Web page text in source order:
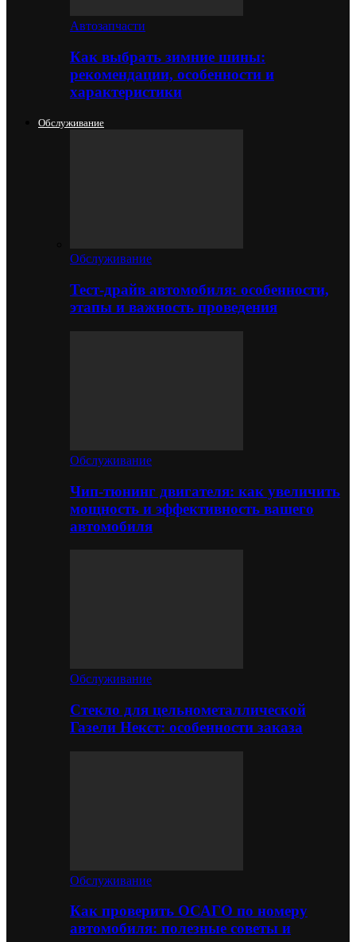
Автозапчасти
Как выбрать зимние шины:
рекомендации, особенности и
характеристики
Обслуживание
Обслуживание
Тест-драйв автомобиля: особенности,
этапы и важность проведения
Обслуживание
Чип-тюнинг двигателя: как увеличить
мощность и эффективность вашего
автомобиля
Обслуживание
Стекло для цельнометаллической
Газели Некст: особенности заказа
Обслуживание
Как проверить ОСАГО по номеру
автомобиля: полезные советы и